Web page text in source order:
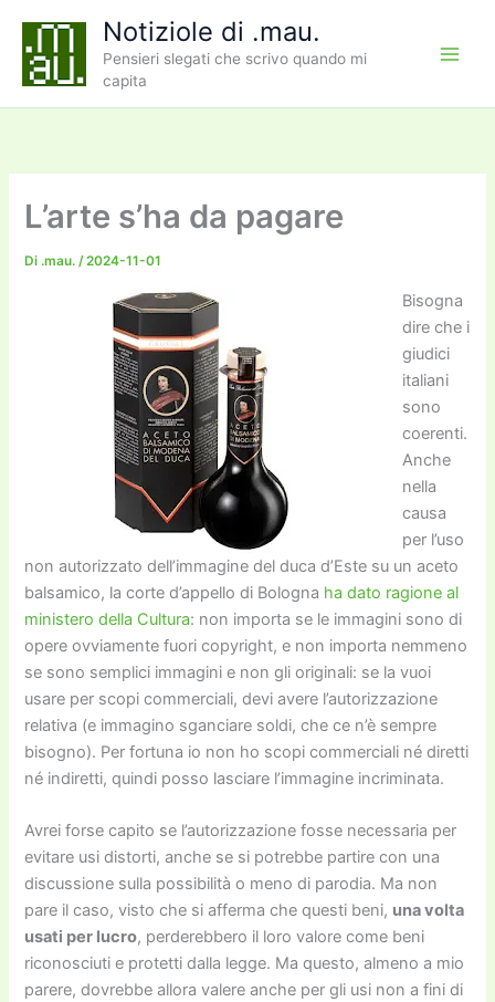
contenuto
Notiziole di .mau.
Pensieri slegati che scrivo quando mi
capita
L’arte s’ha da pagare
Di .mau./2024-11-01
Bisogna
dire che i
giudici
italiani
sono
coerenti.
Anche
nella
causa
per l’uso
non autorizzato dell’immagine del duca d’Este su un aceto
balsamico, la corte d’appello di Bologna ha dato ragione al
ministero della Cultura: non importa se le immagini sono di
opere ovviamente fuori copyright, e non importa nemmeno
se sono semplici immagini e non gli originali: se la vuoi
usare per scopi commerciali, devi avere l’autorizzazione
relativa (e immagino sganciare soldi, che ce n’è sempre
bisogno). Per fortuna io non ho scopi commerciali né diretti
né indiretti, quindi posso lasciare l’immagine incriminata.
Avrei forse capito se l’autorizzazione fosse necessaria per
evitare usi distorti, anche se si potrebbe partire con una
discussione sulla possibilità o meno di parodia. Ma non
pare il caso, visto che si afferma che questi beni, una volta
usati per lucro, perderebbero il loro valore come beni
riconosciuti e protetti dalla legge. Ma questo, almeno a mio
parere, dovrebbe allora valere anche per gli usi non a fini di